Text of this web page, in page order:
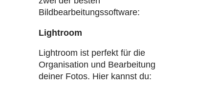
Bildbearbeitungssoftware:
Lightroom
Lightroom ist perfekt für die
Organisation und Bearbeitung
deiner Fotos. Hier kannst du: